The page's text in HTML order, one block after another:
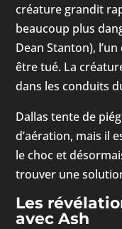
créature grandit
beaucoup plus
Dean Stanton),
être tué. La
dans les conduits
Dallas tente de
d’aération, mais il
le choc et
trouver une
Les
avec Ash